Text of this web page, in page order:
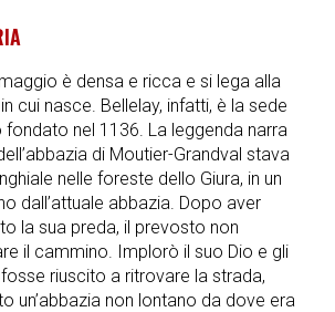
è densa e ricca e si lega alla
cui nasce. Bellelay, infatti, è la sede
fondato nel 1136. La leggenda narra
di Moutier-Grandval stava
nelle foreste dello Giura, in un
dall’attuale abbazia. Dopo aver
la sua preda, il prevosto non
il cammino. Implorò il suo Dio e gli
riuscito a ritrovare la strada,
un’abbazia non lontano da dove era